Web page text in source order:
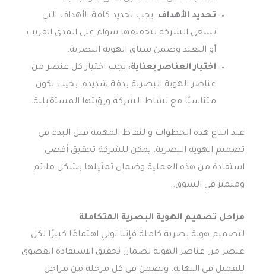
تحديد الأهداف: يجب تحديد كافة الأهداف التي
تسعى الشركة لتحقيقها سواء على المدى القريب
أو البعيد وضمن سياق الهوية البصرية.
اختيار العناصر بعناية: يجب اختيار كل عنصر من
عناصر الهوية البصرية بدقة شديدة، بحيث يكون
متناسبًا مع نشاط الشركة ورؤيتها المستقبلية.
عند اتباع هذه الخطوات والنقاط المهمة قبل البدء في
تصميم الهوية البصرية، يمكن للشركة تحقيق أقصى
استفادة من هذه العملية وضمان تمثيلها بشكل ملائم
ومتميز في السوق.
مراحل تصميم الهوية البصرية المتكاملة
لتصميم هوية بصرية كاملة فإننا نولي اهتمامًا كبيرًا لكل
عنصر من عناصر الهوية لضمان تحقيق الاستفادة القصوى
للعميل في النهاية. ونضمن في كل مرحلة من مراحل